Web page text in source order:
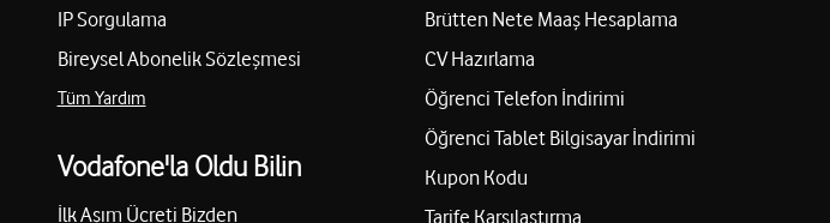
IP Sorgulama
Bireysel Abonelik Sözleşmesi
Tüm Yardım
Vodafone'la Oldu Bilin
İlk Aşım Ücreti Bizden
Brütten Nete Maaş Hesaplama
CV Hazırlama
Öğrenci Telefon İndirimi
Öğrenci Tablet Bilgisayar İndirimi
Kupon Kodu
Tarife Karşılaştırma